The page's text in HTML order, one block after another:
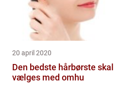
20 april 2020
Den bedste hårbørste skal
vælges med omhu